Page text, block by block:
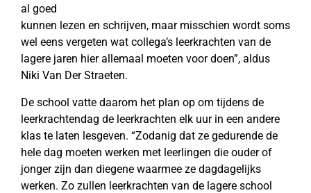
al goed
kunnen lezen en schrijven, maar misschien wordt soms
wel eens vergeten wat collega’s leerkrachten van de
lagere jaren hier allemaal moeten voor doen”, aldus
Niki Van Der Straeten.
De school vatte daarom het plan op om tijdens de
leerkrachtendag de leerkrachten elk uur in een andere
klas te laten lesgeven. “Zodanig dat ze gedurende de
hele dag moeten werken met leerlingen die ouder of
jonger zijn dan diegene waarmee ze dagdagelijks
werken. Zo zullen leerkrachten van de lagere school